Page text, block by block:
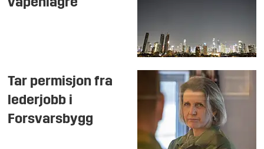
våpenlagre
Tar permisjon fra
lederjobb i
Forsvarsbygg